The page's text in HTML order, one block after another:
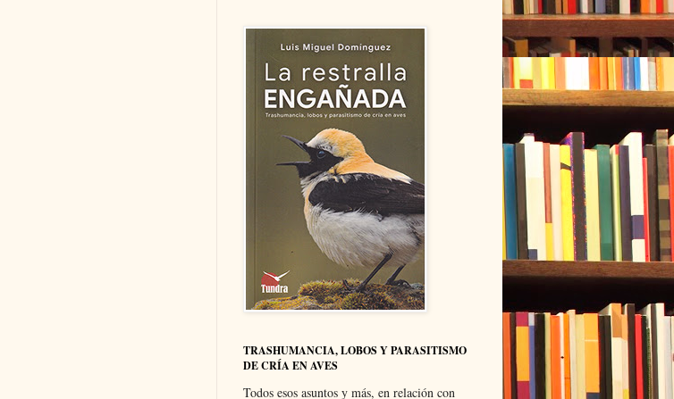
TRASHUMANCIA, LOBOS Y PARASITISMO
DE CRÍA EN AVES
Todos esos asuntos y más, en relación con